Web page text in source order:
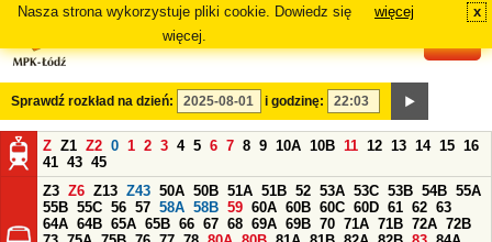
Nasza strona wykorzystuje pliki cookie. Dowiedz się
więcej.
więcej x
Sprawdź rozkład na dzień: i godzinę:
Z Z1 Z2 0 1 2 3 4 5 6 7 8 9 10A 10B 11 12 13 14 15 16
41 43 45
Z3 Z6 Z13 Z43 50A 50B 51A 51B 52 53A 53C 53B 54B 55A
55B 55C 56 57 58A 58B 59 60A 60B 60C 60D 61 62 63
64A 64B 65A 65B 66 67 68 69A 69B 70 71A 71B 72A 72B